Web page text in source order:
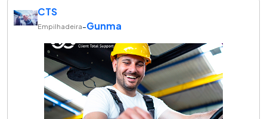
CTS
Empilhadeira-Gunma